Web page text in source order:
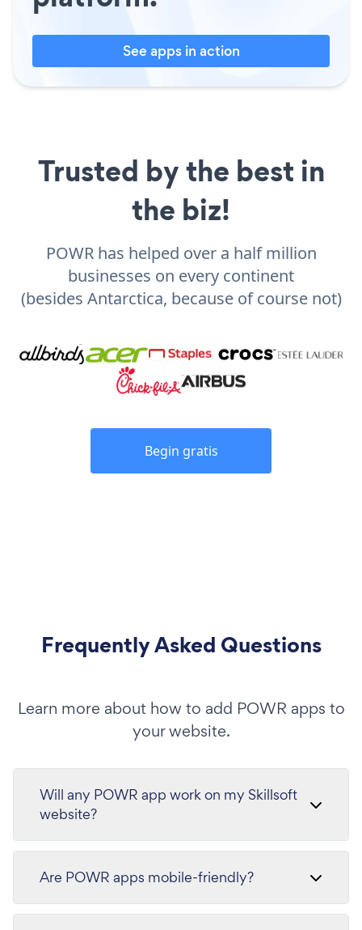
See apps in action
Trusted by the best in
the biz!
POWR has helped over a half million
businesses on every continent
(besides Antarctica, because of course not)
Begin gratis
Frequently Asked Questions
Learn more about how to add POWR apps to
your website.
Will any POWR app work on my Skillsoft
website?
Are POWR apps mobile-friendly?